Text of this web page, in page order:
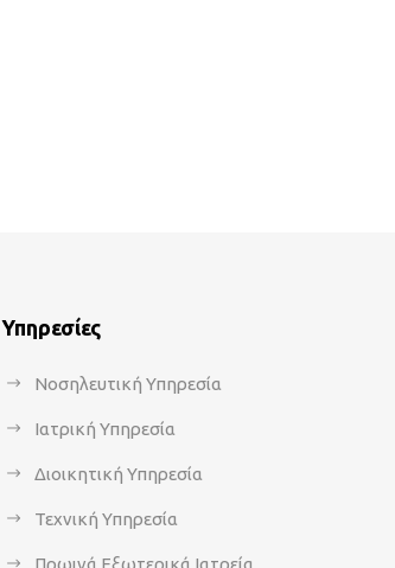
Υπηρεσίες
Νοσηλευτική Υπηρεσία
Ιατρική Υπηρεσία
Διοικητική Υπηρεσία
Τεχνική Υπηρεσία
Πρωινά Εξωτερικά Ιατρεία